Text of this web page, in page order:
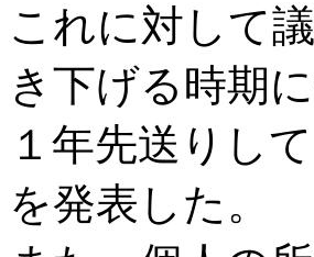
これに対して
き下げる時期
１年先送りし
を発表した。